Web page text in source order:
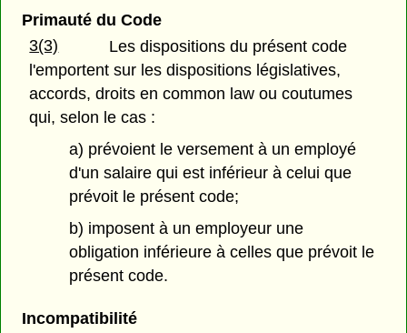
Primauté du Code
3(3)
Les dispositions du présent code
l'emportent sur les dispositions législatives,
accords, droits en common law ou coutumes
qui, selon le cas :
a) prévoient le versement à un employé
d'un salaire qui est inférieur à celui que
prévoit le présent code;
b) imposent à un employeur une
obligation inférieure à celles que prévoit le
présent code.
Incompatibilité